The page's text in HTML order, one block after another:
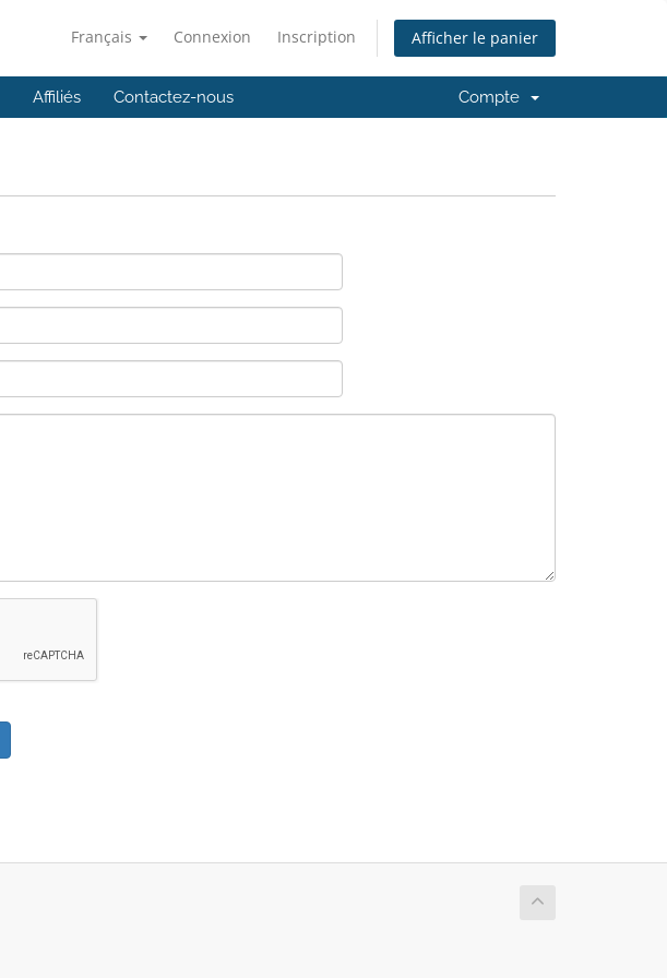
Français Connexion Inscription Afficher le panier
Affiliés Contactez-nous Compte